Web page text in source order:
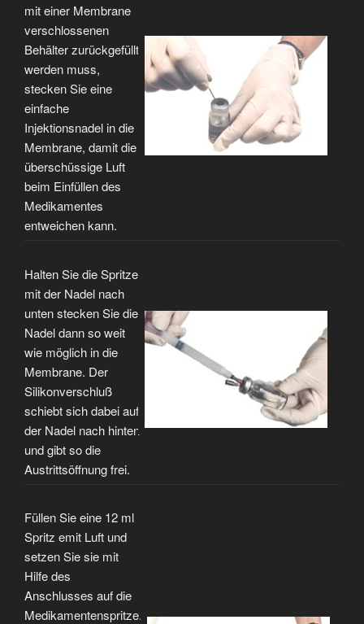
mit einer Membrane
verschlossenen
Behälter zurückgefüllt
werden muss,
stecken Sie eine
einfache
Injektionsnadel in die
Membrane, damit die
überschüssige Luft
beim Einfüllen des
Medikamentes
entweichen kann.
Halten Sie die Spritze
mit der Nadel nach
unten stecken Sie die
Nadel dann so weit
wie möglich in die
Membrane. Der
Silikonverschluß
schiebt sich dabei auf
der Nadel nach hinten
und gibt so die
Austrittsöffnung frei.
Füllen Sie eine 12 ml
Spritz emit Luft und
setzen Sie sie mit
Hilfe des
Anschlusses auf die
Medikamentenspritze.